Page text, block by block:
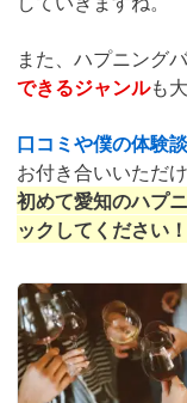
また、ハプニング
できるジャンルも
口コミや僕の体験談
お付き合いいただ
初めて愛知のハプ
ックしてください！